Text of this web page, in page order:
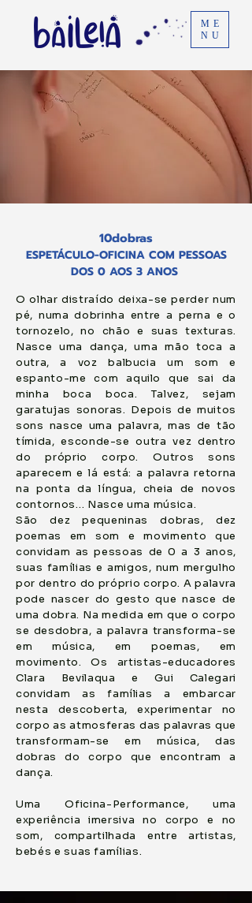
ME
NU
10dobras
ESPETÁCULO-OFICINA COM PESSOAS
DOS 0 AOS 3 ANOS
O olhar distraído deixa-se perder num
pé, numa dobrinha entre a perna e o
tornozelo, no chão e suas texturas.
Nasce uma dança, uma mão toca a
outra, a voz balbucia um som e
espanto-me com aquilo que sai da
minha boca boca. Talvez, sejam
garatujas sonoras. Depois de muitos
sons nasce uma palavra, mas de tão
tímida, esconde-se outra vez dentro
do próprio corpo. Outros sons
aparecem e lá está: a palavra retorna
na ponta da língua, cheia de novos
contornos… Nasce uma música.
São dez pequeninas dobras, dez
poemas em som e movimento que
convidam as pessoas de 0 a 3 anos,
suas famílias e amigos, num mergulho
por dentro do próprio corpo. A palavra
pode nascer do gesto que nasce de
uma dobra. Na medida em que o corpo
se desdobra, a palavra transforma-se
em música, em poemas, em
movimento. Os artistas-educadores
Clara Bevilaqua e Gui Calegari
convidam as famílias a embarcar
nesta descoberta, experimentar no
corpo as atmosferas das palavras que
transformam-se em música, das
dobras do corpo que encontram a
dança.
Uma Oficina-Performance, uma
experiência imersiva no corpo e no
som, compartilhada entre artistas,
bebés e suas famílias.